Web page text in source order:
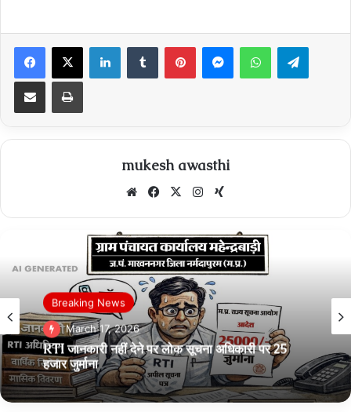
Facebook
X LinkedInTumblr PinterestMessengerWhatsApp
Share via Email Print
mukesh awasthi
WebsiteFacebook
X Instagram
Breaking News
March 17, 2026
RTI जानकारी नहीं देने पर लोक सूचना अधिकारी पर 25
हजार जुर्माना